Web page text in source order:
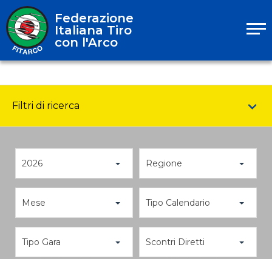
Federazione
Italiana Tiro
con l'Arco
Filtri di ricerca
2026 Regione
Mese Tipo Calendario
Tipo Gara Scontri Diretti